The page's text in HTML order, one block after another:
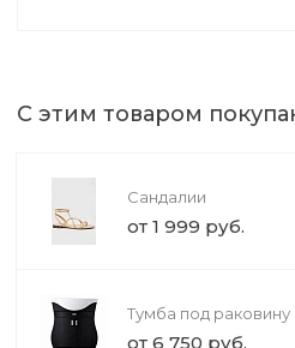
Аделина
С этим товаром
Сандалии
от 1 999 руб.
Тумба под
от 6 750 руб.